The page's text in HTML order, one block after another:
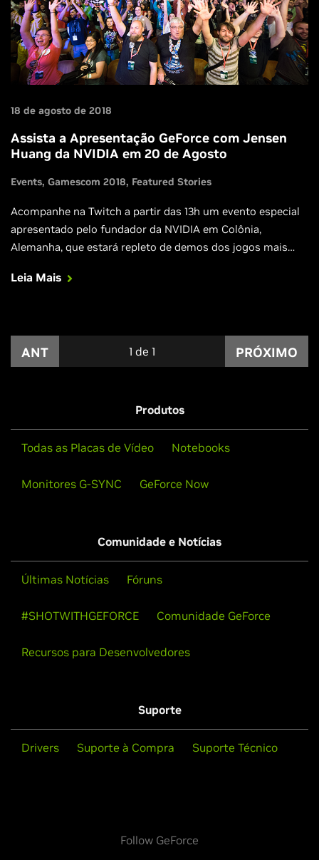
18 de agosto de 2018
Assista a Apresentação GeForce com Jensen
Huang da NVIDIA em 20 de Agosto
Events Gamescom 2018 Featured Stories
Acompanhe na Twitch a partir das 13h um evento especial
apresentado pelo fundador da NVIDIA em Colônia,
Alemanha, que estará repleto de demos dos jogos mais
Leia Mais
ANT 1 de 1 PRÓXIMO
Produtos
Todas as Placas de Vídeo Notebooks
Monitores G-SYNC GeForce Now
Comunidade e Notícias
Últimas Notícias Fóruns
#SHOTWITHGEFORCE Comunidade GeForce
Recursos para Desenvolvedores
Suporte
Drivers Suporte à Compra Suporte Técnico
Follow GeForce